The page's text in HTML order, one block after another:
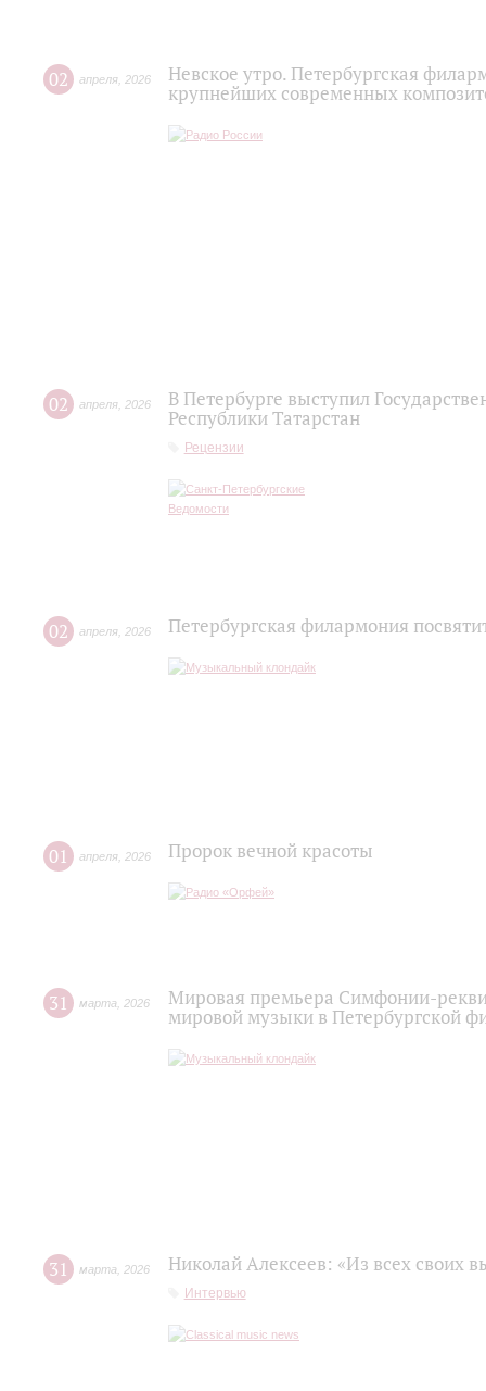
02 апреля 2026
Невское утро. Петербургская
крупнейших современных
02 апреля 2026
В Петербурге выступил
Республики Татарстан
Рецензии
02 апреля 2026 Петербургская филармония
01 апреля 2026 Пророк вечной красоты
31 марта 2026
Мировая премьера Симфонии-
мировой музыки в Петербургской
31 марта 2026 Николай Алексеев: «Из всех своих
Интервью